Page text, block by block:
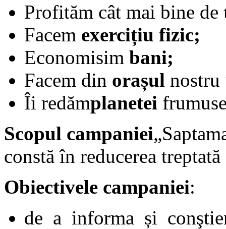
Profităm cât mai bine de
Facem exercițiu fizic;
Economisim bani;
Facem din orașul nostru
Îi redămplanetei
Scopul campaniei
constă în reducerea
Obiectivele campaniei:
de a informa și